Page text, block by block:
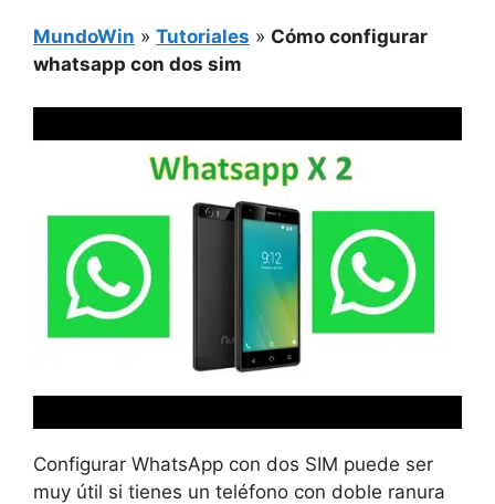
MundoWin » Tutoriales » Cómo configurar
whatsapp con dos sim
Configurar WhatsApp con dos SIM puede ser
muy útil si tienes un teléfono con doble ranura